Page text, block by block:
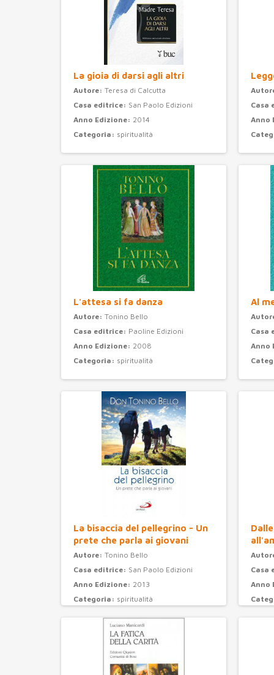
La gioia di darsi agli altri
Autore: Teresa di Calcutta
Casa editrice: San Paolo Edizioni
Anno Edizione: 2014
Categoria: spiritualità
Casa
Anno
L'attesa si fa danza
Autore: Tonino Bello
Casa editrice: Paoline Edizioni
Anno Edizione: 2008
Categoria: spiritualità
Al
Casa
Anno
La bisaccia del pellegrino - Un
prete che parla ai giovani
Autore: Tonino Bello
Casa editrice: San Paolo Edizioni
Anno Edizione: 2013
Categoria: spiritualità
Casa
Anno